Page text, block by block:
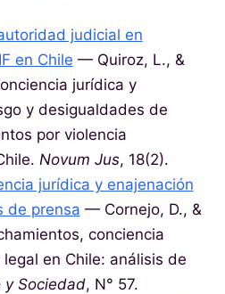
judicial en
en Chile — Quiroz, L., &
jurídica y
y desigualdades de
por violencia
Novum Jus, 18(2).
jurídica y enajenación
de prensa — Cornejo, D., &
conciencia
en Chile: análisis de
y Sociedad, N° 57.